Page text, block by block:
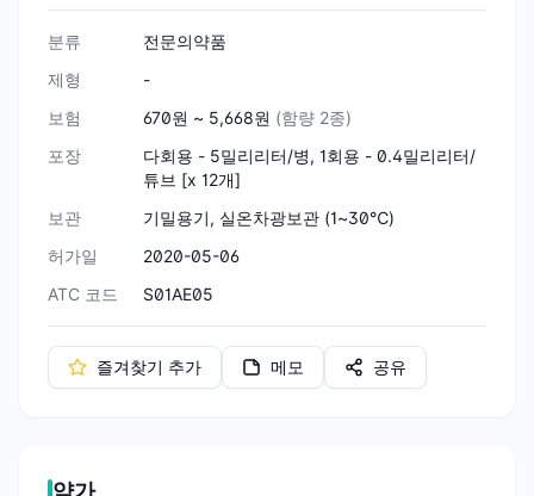
분류
전문의약품
제형
-
보험
670원 ~ 5,668원 (함량 2종)
포장
다회용 - 5밀리리터/병, 1회용 - 0.4밀리리터/
튜브 [x 12개]
보관
기밀용기, 실온차광보관 (1~30℃)
허가일
2020-05-06
ATC 코드
S01AE05
즐겨찾기 추가 메모 공유
약가